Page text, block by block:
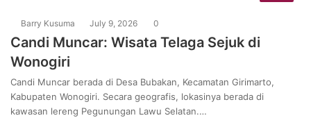
Barry Kusuma July 9, 2026 0
Candi Muncar: Wisata Telaga Sejuk di
Wonogiri
Candi Muncar berada di Desa Bubakan, Kecamatan Girimarto,
Kabupaten Wonogiri. Secara geografis, lokasinya berada di
kawasan lereng Pegunungan Lawu Selatan.…